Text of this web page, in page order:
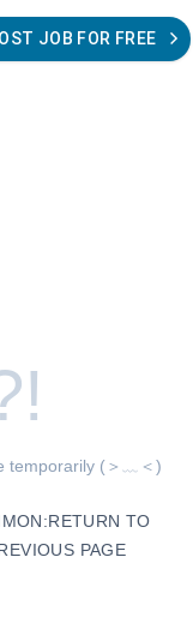
JOB FOR FREE
temporarily (＞﹏＜)
TO
PAGE